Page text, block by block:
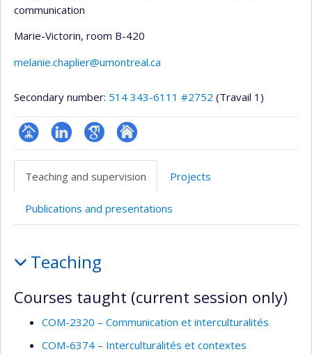
communication
Marie-Victorin, room B-420
melanie.chaplier@umontreal.ca
Secondary number: 514 343-6111 #2752 (Travail 1)
Page
(faculté,département,école)
LinkedInGoogleAutre
Teaching and supervision Projects
Publications and presentations
and
supervision
Teaching
Courses taught (current session only)
COM-2320 – Communication et interculturalités
COM-6374 – Interculturalités et contextes